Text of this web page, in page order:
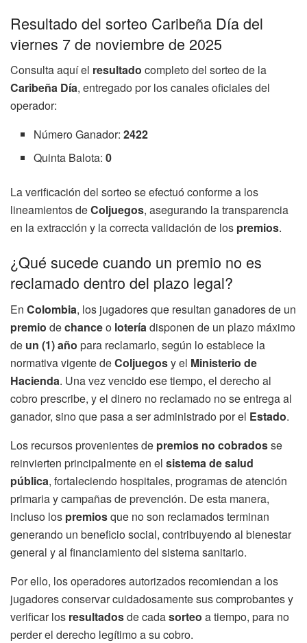
Resultado del sorteo Caribeña Día del
viernes 7 de noviembre de 2025
Consulta aquí el resultado completo del sorteo de la
Caribeña Día, entregado por los canales oficiales del
operador:
Número Ganador:2422
Quinta Balota:0
La verificación del sorteo se efectuó conforme a los
lineamientos deColjuegos, asegurando la transparencia
en la extracción y la correcta validación de los premios.
¿Qué sucede cuando un premio no es
reclamado dentro del plazo legal?
En Colombia, los jugadores que resultan ganadores de un
premio dechanceo loteríadisponen de un plazo máximo
de un (1) año para reclamarlo, según lo establece la
normativa vigente deColjuegosy el Ministerio de
Hacienda. Una vez vencido ese tiempo, el derecho al
cobro prescribe, y el dinero no reclamado no se entrega al
ganador, sino que pasa a ser administrado por el Estado.
Los recursos provenientes de premios no cobradosse
reinvierten principalmente en el sistema de salud
pública, fortaleciendo hospitales, programas de atención
primaria y campañas de prevención. De esta manera,
incluso los premiosque no son reclamados terminan
generando un beneficio social, contribuyendo al bienestar
general y al financiamiento del sistema sanitario.
Por ello, los operadores autorizados recomiendan a los
jugadores conservar cuidadosamente sus comprobantes y
verificar los resultadosde cadasorteo a tiempo, para no
perder el derecho legítimo a su cobro.